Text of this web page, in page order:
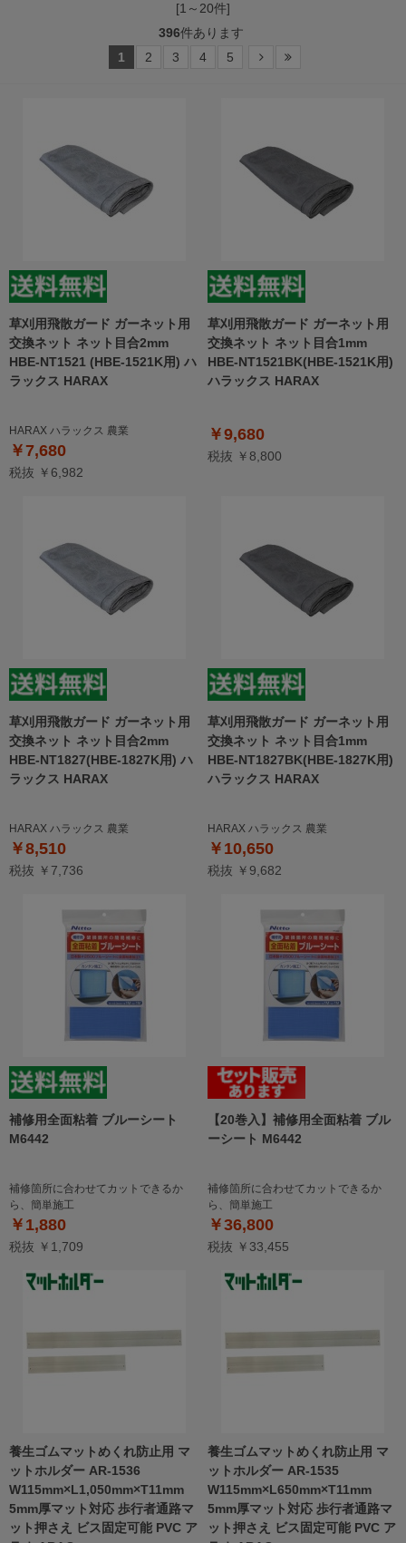
[1～20件]
396件あります
1
2 3 4 5
草刈用飛散ガード ガーネット用
交換ネット ネット目合2mm
HBE-NT1521 (HBE-1521K用) ハ
ラックス HARAX
HARAX ハラックス 農業
￥7,680
税抜 ￥6,982
草刈用飛散ガード ガーネット用
交換ネット ネット目合1mm
HBE-NT1521BK(HBE-1521K用)
ハラックス HARAX
￥9,680
税抜 ￥8,800
草刈用飛散ガード ガーネット用
交換ネット ネット目合2mm
HBE-NT1827(HBE-1827K用) ハ
ラックス HARAX
HARAX ハラックス 農業
￥8,510
税抜 ￥7,736
草刈用飛散ガード ガーネット用
交換ネット ネット目合1mm
HBE-NT1827BK(HBE-1827K用)
ハラックス HARAX
HARAX ハラックス 農業
￥10,650
税抜 ￥9,682
補修用全面粘着 ブルーシート
M6442
補修箇所に合わせてカットできるか
ら、簡単施工
￥1,880
税抜 ￥1,709
【20巻入】補修用全面粘着 ブル
ーシート M6442
補修箇所に合わせてカットできるか
ら、簡単施工
￥36,800
税抜 ￥33,455
養生ゴムマットめくれ防止用 マ
ットホルダー AR-1536
W115mm×L1,050mm×T11mm
5mm厚マット対応 歩行者通路マ
ット押さえ ビス固定可能 PVC ア
養生ゴムマットめくれ防止用 マ
ットホルダー AR-1535
W115mm×L650mm×T11mm
5mm厚マット対応 歩行者通路マ
ット押さえ ビス固定可能 PVC ア